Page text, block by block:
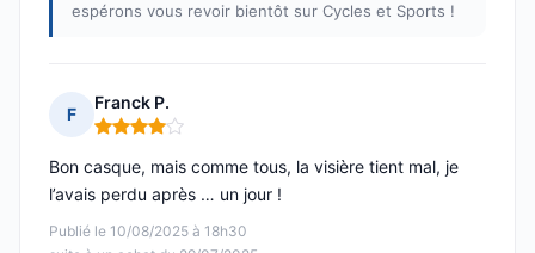
espérons vous revoir bientôt sur Cycles et Sports !
F
Franck P.
Note : 4 sur 5
Publié le 10/08/2025 à 18h30
Bon casque, mais comme tous, la visière tient mal, je
l’avais perdu après … un jour !